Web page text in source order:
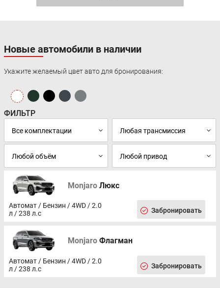
Новые автомобили в наличии
Укажите желаемый цвет авто для бронирования:
ФИЛЬТР
Monjaro Люкс
Автомат / Бензин / 4WD / 2.0
л / 238 л.с
Забронировать
Monjaro Флагман
Автомат / Бензин / 4WD / 2.0
л / 238 л.с
Забронировать